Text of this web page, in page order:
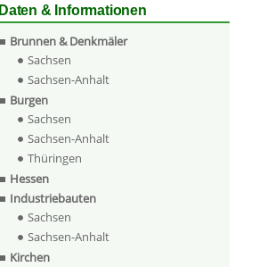
Daten & Informationen
Brunnen & Denkmäler
Sachsen
Sachsen-Anhalt
Burgen
Sachsen
Sachsen-Anhalt
Thüringen
Hessen
Industriebauten
Sachsen
Sachsen-Anhalt
Kirchen